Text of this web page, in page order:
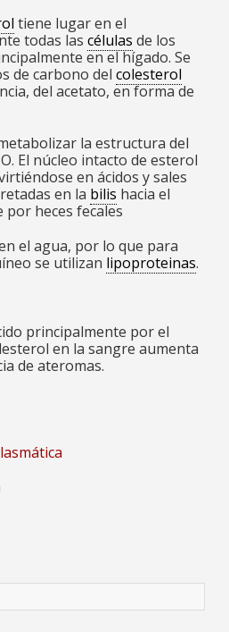
tiene lugar en el
todas las células de los
en el hígado. Se
de carbono del colesterol
del acetato, en forma de
la estructura del
O. El núcleo intacto de esterol
en ácidos y sales
en la bilis hacia el
heces fecales
el agua, por lo que para
se utilizan lipoproteinas.
principalmente por el
en la sangre aumenta
de ateromas.